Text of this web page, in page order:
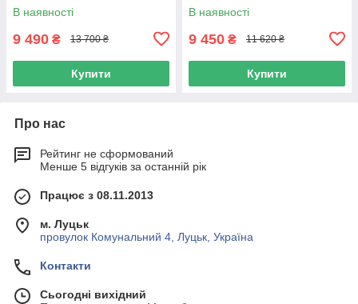
В наявності
9 490 ₴ 13 700 ₴
Купити
В наявності
9 450 ₴ 11 620 ₴
Купити
Про нас
Рейтинг не сформований
Менше 5 відгуків за останній рік
Працює з 08.11.2013
м. Луцьк
провулок Комунальний 4, Луцьк, Україна
Контакти
Сьогодні вихідний